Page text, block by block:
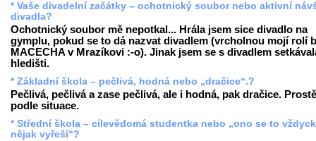
* Vaše divadelní začátky – ochotnický soubor nebo aktivní
divadla?
Ochotnický soubor mě nepotkal... Hrála jsem sice divadlo na
gymplu, pokud se to dá nazvat divadlem (vrcholnou mojí rolí
MACECHA v Mrazíkovi :-o). Jinak jsem se s divadlem
hledišti.
* Základní škola – pečlivá, hodná nebo „dračice“.?
Pečlivá, pečlivá a zase pečlivá, ale i hodná, pak dračice. Prostě
podle situace.
* Střední škola – cílevědomá studentka nebo „ono se to
nějak vyřeší“?